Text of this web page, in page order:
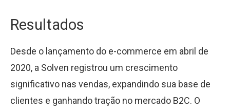
Resultados
Desde o lançamento do e-commerce em abril de
2020, a Solven registrou um crescimento
significativo nas vendas, expandindo sua base de
clientes e ganhando tração no mercado B2C. O